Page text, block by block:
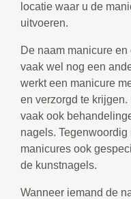
locatie waar u de
uitvoeren.
De naam manicure
vaak wel nog een
werkt een manicure
en verzorgd te
vaak ook
nagels.
manicures ook
de kunstnagels.
Wanneer iemand de